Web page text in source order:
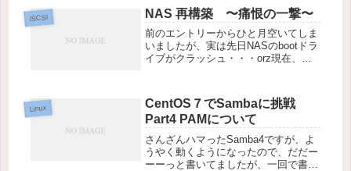
iSCSI NAS 再構築 〜痛恨の一撃〜
前のエントリーからひと月空いてしま
いましたが、実は先日NASのbootドラ
イブがクラッシュ・・・orz現在、懸
が幸いです。（iSCSIのエリアのサル
ベージが十分でなかったの...
Linux
CentOS７でSambaに挑戦
Part4 PAMについて
さんざんハマったSamba4ですが、よ
うやく動くようになったので、だだー
ーーっと書いてましたが、一回で書く